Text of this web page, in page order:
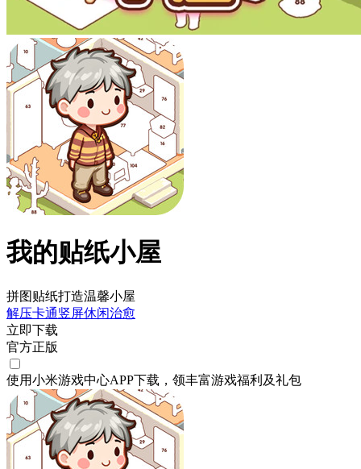
我的贴纸小屋
拼图贴纸打造温馨小屋
解压卡通竖屏休闲治愈
立即下载
官方正版
使用小米游戏中心APP下载 ，领丰富游戏福利 及礼包